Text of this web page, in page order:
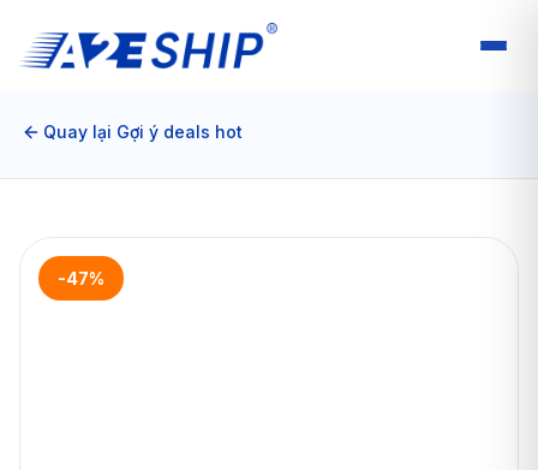
Quay lại Gợi ý deals hot
-47%